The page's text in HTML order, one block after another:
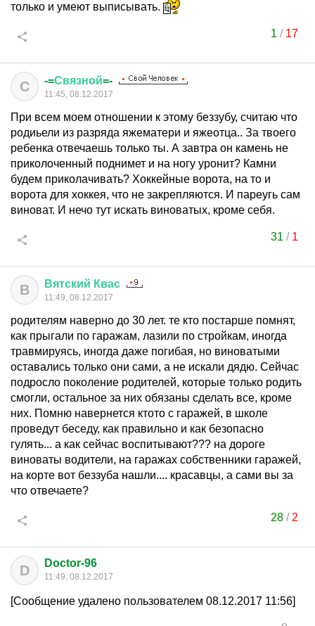
только и умеют выписывать.
1 / 17
С -=Связной=-
11:45, 08.12.2017
При всем моем отношении к этому беззубу, считаю что
родиьели из разряда яжематери и яжеотца.. За твоего
ребенка отвечаешь только ты. А завтра он камень не
приколоченный поднимет и на ногу уронит? Камни
будем приколачивать? Хоккейные ворота, на то и
ворота для хоккея, что не закрепляются. И пареугь сам
виноват. И нечо тут искать виноватых, кроме себя.
31 / 1
В Вятский Квас
11:49, 08.12.2017
родителям наверно до 30 лет. те кто постарше помнят,
как прыгали по гаражам, лазили по стройкам, иногда
травмируясь, иногда даже погибая, но виноватыми
оставались только они сами, а не искали дядю. Сейчас
подросло поколение родителей, которые только родить
смогли, остальное за них обязаны сделать все, кроме
них. Помню навернется ктото с гаражей, в школе
проведут беседу, как правильно и как безопасно
гулять... а как сейчас воспитывают??? на дороге
виноваты водители, на гаражах собственники гаражей,
на корте вот беззуба нашли.... красавцы, а сами вы за
что отвечаете?
28 / 2
D Doctor-96
11:49, 08.12.2017
[Сообщение удалено пользователем 08.12.2017 11:56]